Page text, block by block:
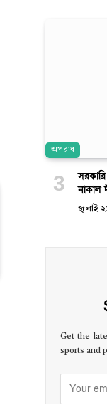
অপরাধ
নাকাল
জুলাই
Get the
sports and